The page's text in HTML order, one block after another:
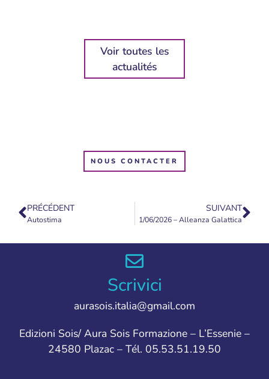
Voir toutes les
actualités
NOUS CONTACTER
PRÉCÉDENT
Autostima
SUIVANT
1/06/2026 – Alleanza Galattica
Scrivici
aurasois.italia@gmail.com
Edizioni Sois/ Aura Sois Formazione – L’Essenie –
24580 Plazac – Tél. 05.53.51.19.50